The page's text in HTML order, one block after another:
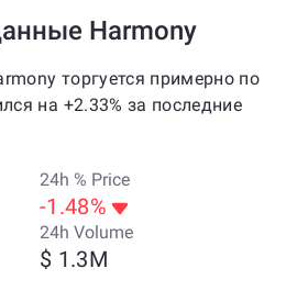
Harmony
торгуется примерно по
на +2.33% за последние
24h % Price
-1.48%
24h Volume
$ 1.3M